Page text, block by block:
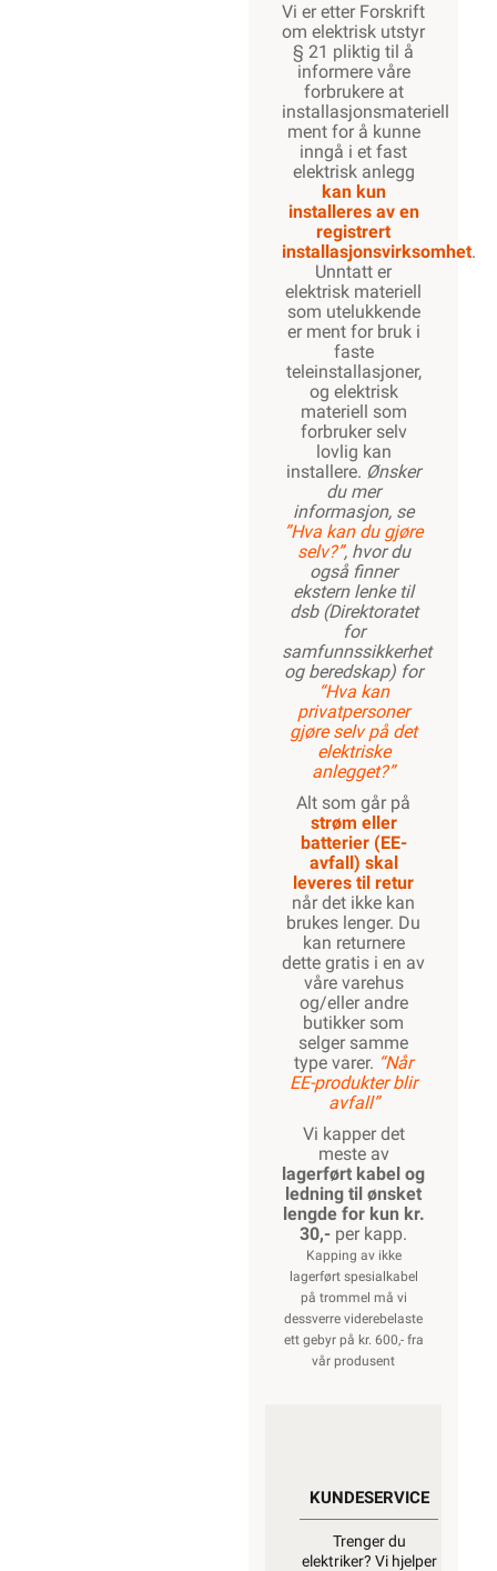
Vi er etter Forskrift
om elektrisk utstyr
§ 21 pliktig til å
informere våre
forbrukere at
installasjonsmateriell
ment for å kunne
inngå i et fast
elektrisk anlegg
kan kun
installeres av en
registrert
installasjonsvirksomhet.
Unntatt er
elektrisk materiell
som utelukkende
er ment for bruk i
faste
teleinstallasjoner,
og elektrisk
materiell som
forbruker selv
lovlig kan
installere. Ønsker
du mer
informasjon, se
”Hva kan du gjøre
selv?”, hvor du
også finner
ekstern lenke til
dsb (Direktoratet
for
samfunnssikkerhet
og beredskap) for
“Hva kan
privatpersoner
gjøre selv på det
elektriske
anlegget?”
Alt som går på
strøm eller
batterier (EE-
avfall) skal
leveres til retur
når det ikke kan
brukes lenger. Du
kan returnere
dette gratis i en av
våre varehus
og/eller andre
butikker som
selger samme
type varer. “Når
EE-produkter blir
avfall”
Vi kapper det
meste av
lagerført kabel og
ledning til ønsket
lengde for kun kr.
30,- per kapp.
Kapping av ikke
lagerført spesialkabel
på trommel må vi
dessverre viderebelaste
ett gebyr på kr. 600,- fra
vår produsent
KUNDESERVICE
Trenger du
elektriker? Vi hjelper